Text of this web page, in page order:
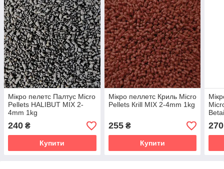
Мікро пелетс Палтус Micro
Pellets HALIBUT MIX 2-
4mm 1kg
240 ₴
Купити
Мікро пеллетс Криль Micro
Pellets Кrill MIX 2-4mm 1kg
255₴
Купити
270